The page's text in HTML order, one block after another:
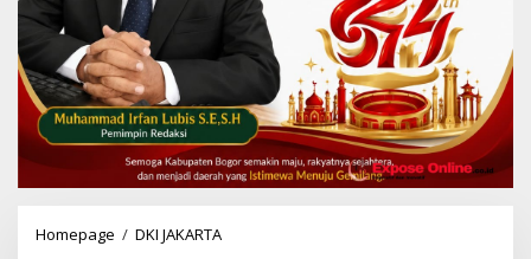
Homepage / DKI JAKARTA